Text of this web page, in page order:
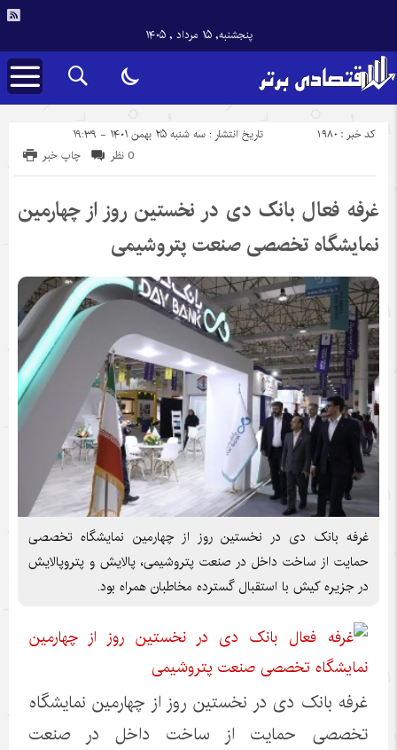
پنجشنبه, ۱۵ مرداد , ۱۴۰۵
تاریخ انتشار : سه شنبه ۲۵ بهمن ۱۴۰۱ - ۱۹:۳۹ کد خبر : 1980
چاپ خبر 0 نظر
غرفه فعال بانک دی در نخستین روز از چهارمین
نمایشگاه تخصصی صنعت پتروشیمی
غرفه بانک دی در نخستین روز از چهارمین نمایشگاه تخصصی
حمایت از ساخت داخل در صنعت پتروشیمی، پالایش و پتروپالایش
در جزیره کیش با استقبال گسترده مخاطبان همراه بود.
غرفه بانک دی در نخستین روز از چهارمین نمایشگاه
تخصصی حمایت از ساخت داخل در صنعت